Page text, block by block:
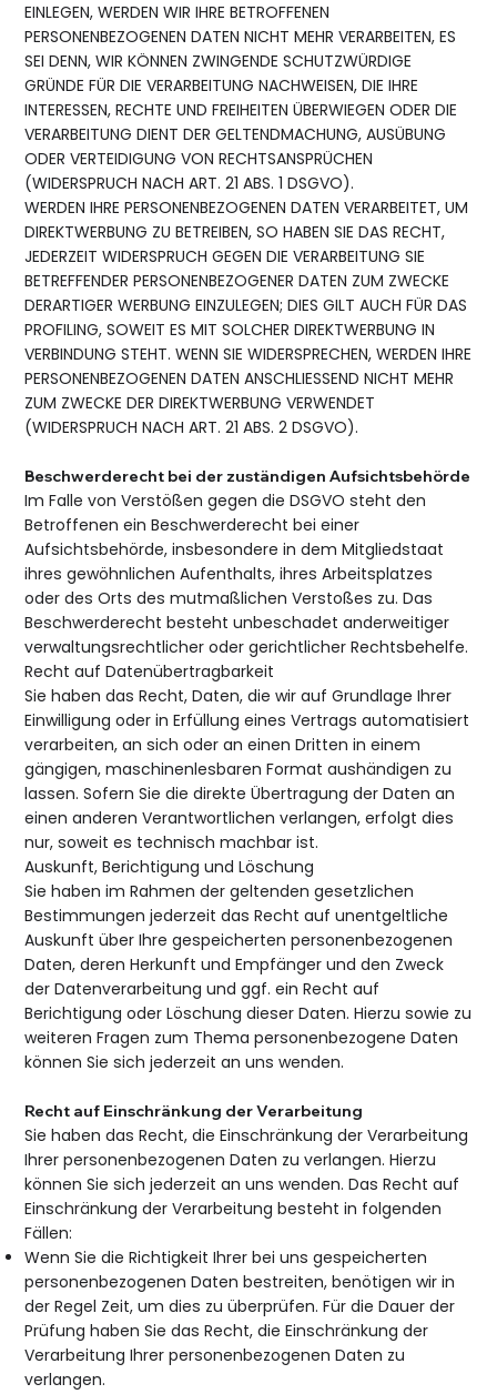
EINLEGEN, WERDEN WIR IHRE BETROFFENEN
PERSONENBEZOGENEN DATEN NICHT MEHR VERARBEITEN, ES
SEI DENN, WIR KÖNNEN ZWINGENDE SCHUTZWÜRDIGE
GRÜNDE FÜR DIE VERARBEITUNG NACHWEISEN, DIE IHRE
INTERESSEN, RECHTE UND FREIHEITEN ÜBERWIEGEN ODER DIE
VERARBEITUNG DIENT DER GELTENDMACHUNG, AUSÜBUNG
ODER VERTEIDIGUNG VON RECHTSANSPRÜCHEN
(WIDERSPRUCH NACH ART. 21 ABS. 1 DSGVO).
WERDEN IHRE PERSONENBEZOGENEN DATEN VERARBEITET, UM
DIREKTWERBUNG ZU BETREIBEN, SO HABEN SIE DAS RECHT,
JEDERZEIT WIDERSPRUCH GEGEN DIE VERARBEITUNG SIE
BETREFFENDER PERSONENBEZOGENER DATEN ZUM ZWECKE
DERARTIGER WERBUNG EINZULEGEN; DIES GILT AUCH FÜR DAS
PROFILING, SOWEIT ES MIT SOLCHER DIREKTWERBUNG IN
VERBINDUNG STEHT. WENN SIE WIDERSPRECHEN, WERDEN IHRE
PERSONENBEZOGENEN DATEN ANSCHLIESSEND NICHT MEHR
ZUM ZWECKE DER DIREKTWERBUNG VERWENDET
(WIDERSPRUCH NACH ART. 21 ABS. 2 DSGVO).
Beschwerde­recht bei der zuständigen Aufsichts­behörde
Im Falle von Verstößen gegen die DSGVO steht den
Betroffenen ein Beschwerderecht bei einer
Aufsichtsbehörde, insbesondere in dem Mitgliedstaat
ihres gewöhnlichen Aufenthalts, ihres Arbeitsplatzes
oder des Orts des mutmaßlichen Verstoßes zu. Das
Beschwerderecht besteht unbeschadet anderweitiger
verwaltungsrechtlicher oder gerichtlicher Rechtsbehelfe.
Recht auf Daten­übertrag­barkeit
Sie haben das Recht, Daten, die wir auf Grundlage Ihrer
Einwilligung oder in Erfüllung eines Vertrags automatisiert
verarbeiten, an sich oder an einen Dritten in einem
gängigen, maschinenlesbaren Format aushändigen zu
lassen. Sofern Sie die direkte Übertragung der Daten an
einen anderen Verantwortlichen verlangen, erfolgt dies
nur, soweit es technisch machbar ist.
Auskunft, Berichtigung und Löschung
Sie haben im Rahmen der geltenden gesetzlichen
Bestimmungen jederzeit das Recht auf unentgeltliche
Auskunft über Ihre gespeicherten personenbezogenen
Daten, deren Herkunft und Empfänger und den Zweck
der Datenverarbeitung und ggf. ein Recht auf
Berichtigung oder Löschung dieser Daten. Hierzu sowie zu
weiteren Fragen zum Thema personenbezogene Daten
können Sie sich jederzeit an uns wenden.
Recht auf Einschränkung der Verarbeitung
Sie haben das Recht, die Einschränkung der Verarbeitung
Ihrer personenbezogenen Daten zu verlangen. Hierzu
können Sie sich jederzeit an uns wenden. Das Recht auf
Einschränkung der Verarbeitung besteht in folgenden
Fällen:
Wenn Sie die Richtigkeit Ihrer bei uns gespeicherten
personenbezogenen Daten bestreiten, benötigen wir in
der Regel Zeit, um dies zu überprüfen. Für die Dauer der
Prüfung haben Sie das Recht, die Einschränkung der
Verarbeitung Ihrer personenbezogenen Daten zu
verlangen.